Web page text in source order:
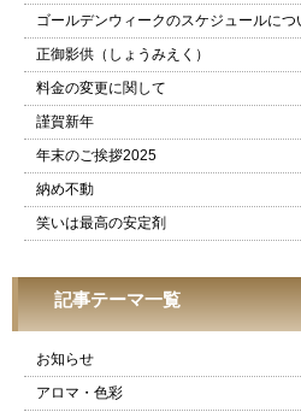
ゴールデンウィークのスケジュールに
正御影供（しょうみえく）
料金の変更に関して
謹賀新年
年末のご挨拶2025
納め不動
笑いは最高の安定剤
記事テーマ一覧
お知らせ
アロマ・色彩